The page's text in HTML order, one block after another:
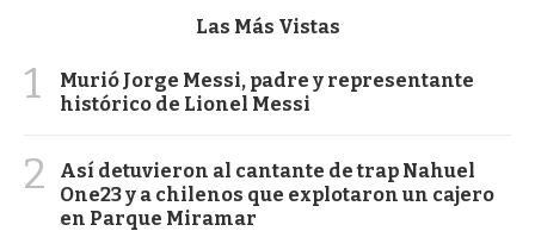
Las Más Vistas
1
Murió Jorge Messi, padre y representante
histórico de Lionel Messi
2
Así detuvieron al cantante de trap Nahuel
One23 y a chilenos que explotaron un cajero
en Parque Miramar